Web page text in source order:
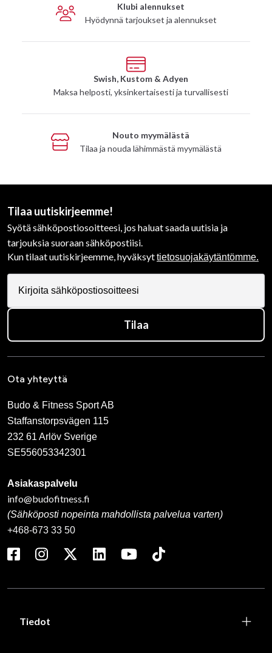
Klubi alennukset
Hyödynnä tarjoukset ja alennukset
Swish, Kustom & Adyen
Maksa helposti, yksinkertaisesti ja turvallisesti
Nouto myymälästä
Tilaa ja nouda lähimmästä myymälästä
Tilaa uutiskirjeemme!
Syötä sähköpostiosoitteesi, jos haluat saada uutisia ja
tarjouksia suoraan sähköpostiisi.
Kun tilaat uutiskirjeemme, hyväksyttietosuojakäytäntömme.
Tilaa
Ota yhteyttä
Budo & Fitness Sport AB
Staffanstorpsvägen 115
232 61 Arlöv Sverige
SE556053342301
Asiakaspalvelu
info@budofitness.fi
(Sähköposti nopeinta mahdollista palvelua varten)
+468-673 33 50
Tiedot